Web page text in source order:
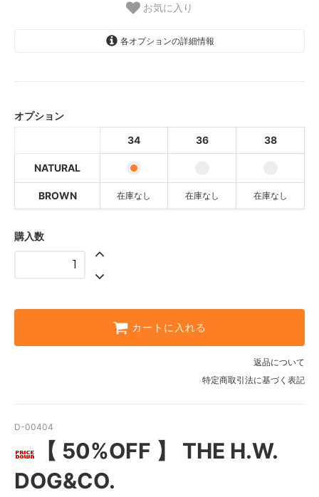
お気に入り
各オプションの詳細情報
34
オプション
34
36 38
NATURAL
BROWN 在庫なし 在庫なし 在庫なし
購入数
カートに入れる
返品について
特定商取引法に基づく表記
D-00404
【 50%OFF 】 THE H.W.
DOG&CO.